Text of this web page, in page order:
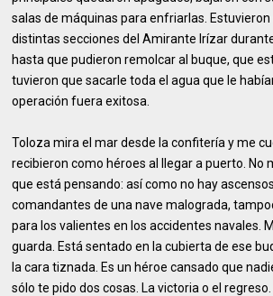
salas de máquinas para enfriarlas.
distintas secciones del Amirante Irízar
hasta que pudieron remolcar al buque, que
tuvieron que sacarle toda el agua que le
operación fuera exitosa.
Toloza mira el mar desde la confitería y me
recibieron como héroes al llegar a puerto. No
que está pensando: así como no hay
comandantes de una nave malograda,
para los valientes en los accidentes navales.
guarda. Está sentado en la cubierta de ese
la cara tiznada. Es un héroe cansado que
sólo te pido dos cosas. La victoria o el